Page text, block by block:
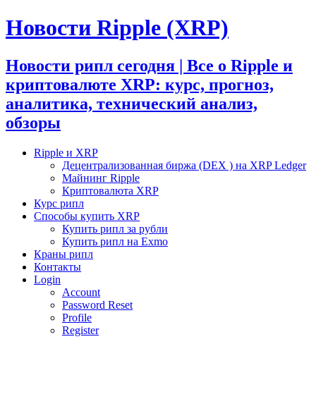
Новости Ripple (XRP)
Новости рипл сегодня | Все о Ripple и
криптовалюте XRP: курс, прогноз,
аналитика, технический анализ,
обзоры
Ripple и XRP
Децентрализованная биржа (DEX ) на XRP Ledger
Майнинг Ripple
Криптовалюта XRP
Курс рипл
Способы купить XRP
Купить рипл за рубли
Купить рипл на Exmo
Краны рипл
Контакты
Login
Account
Password Reset
Profile
Register